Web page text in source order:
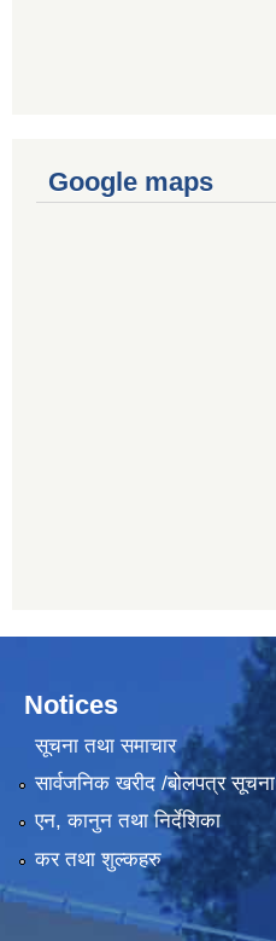
Google maps
Notices
सूचना तथा समाचार
सार्वजनिक खरीद /बोलपत्र सूचना
एन, कानुन तथा निर्देशिका
कर तथा शुल्कहरु